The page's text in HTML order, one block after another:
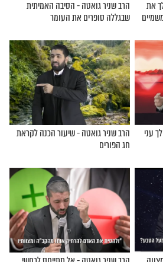
הרב שניר גואטה - כל תפילה שהתפללתי,
ביקשתי לזכות את הרבים
הרב שניר גואטה - הסיבה האמיתית
שבגללה סופרים את העומר